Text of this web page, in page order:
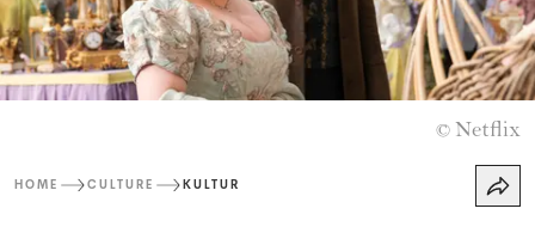
© Netflix
HOME CULTURE KULTUR